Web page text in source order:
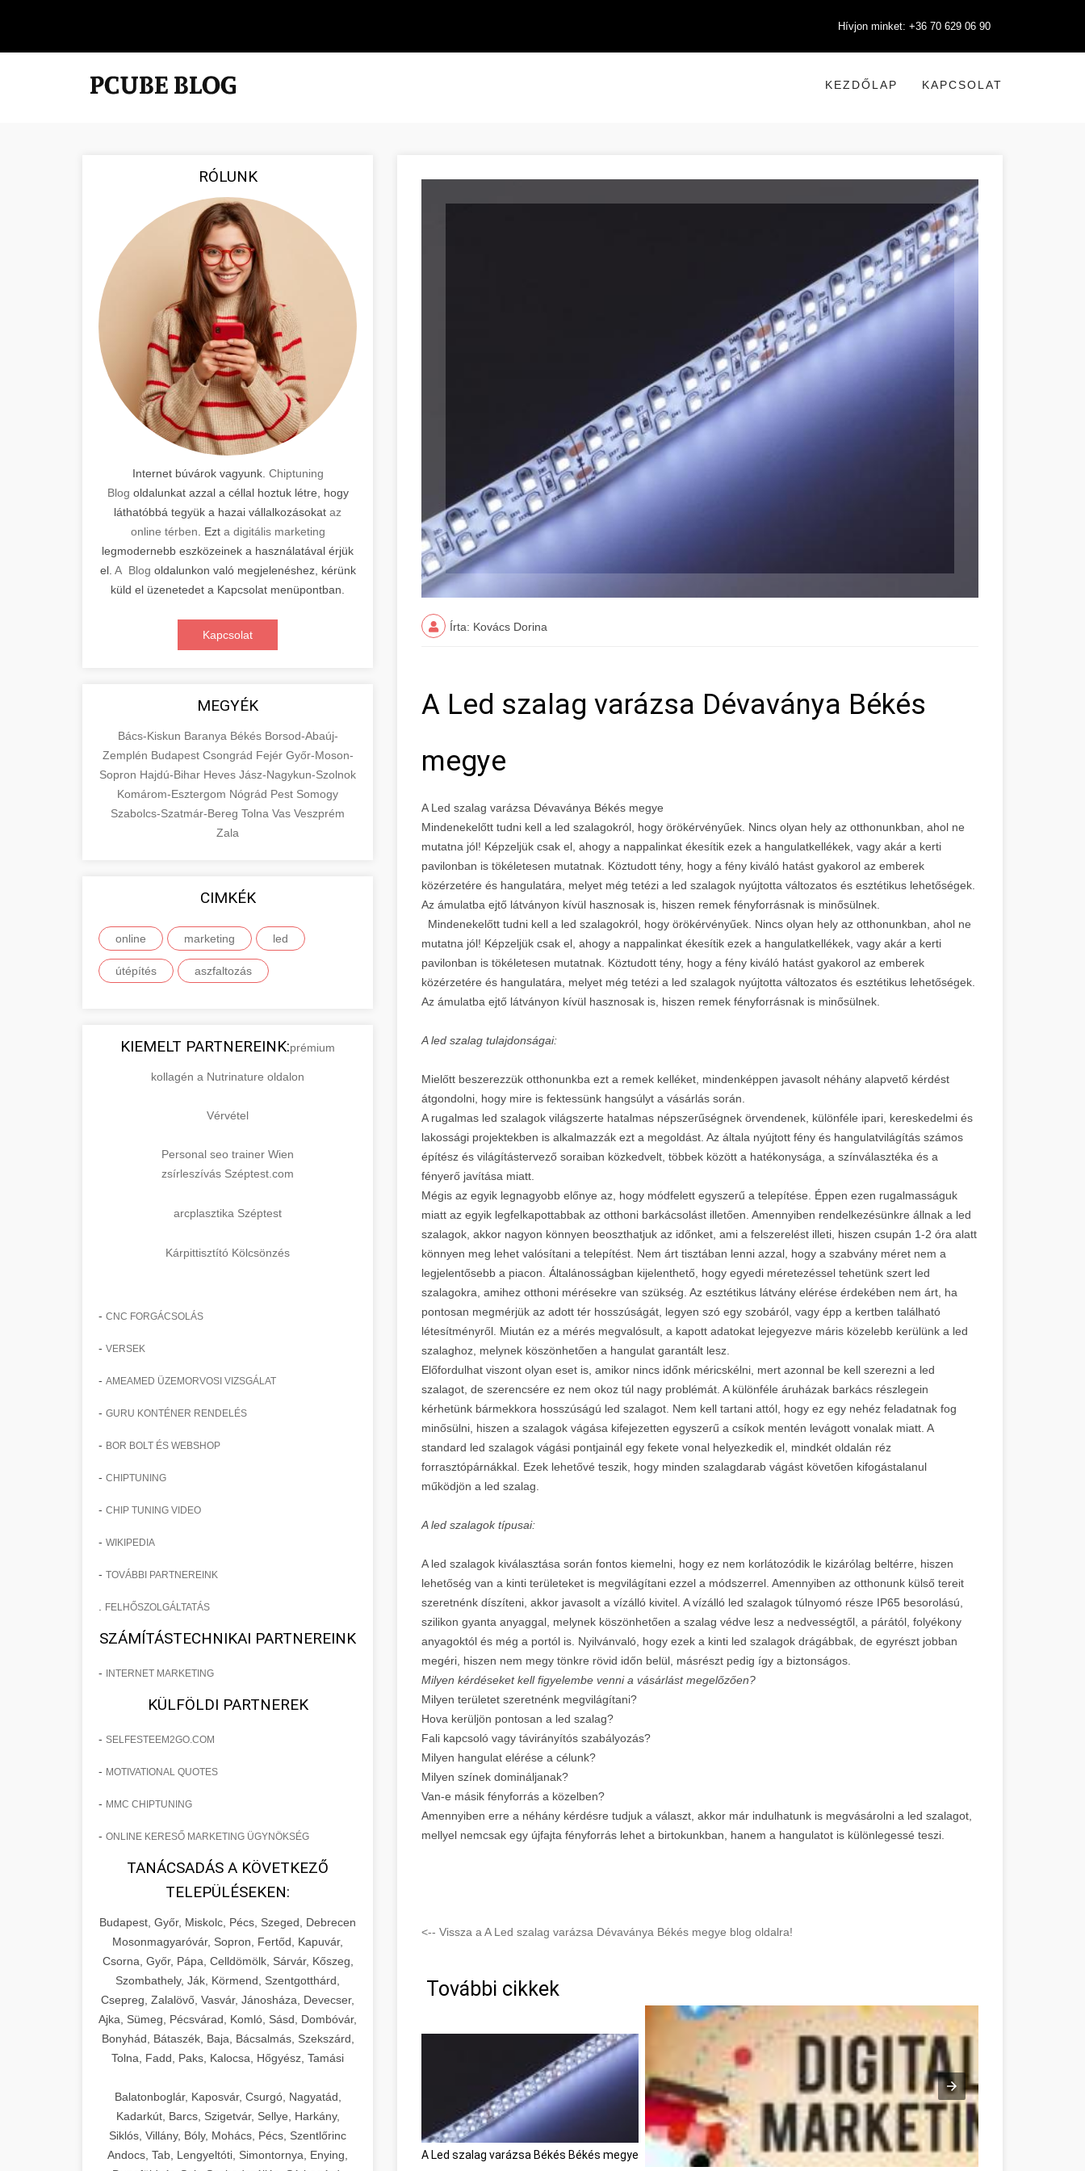
Hívjon minket: +36 70 629 06 90
KEZDŐLAP KAPCSOLAT
RÓLUNK
Internet búvárok vagyunk. Chiptuning
Blog oldalunkat azzal a céllal hoztuk létre, hogy
láthatóbbá tegyük a hazai vállalkozásokat az
online térben . Ezt a digitális marketing
legmodernebb eszközeinek a használatával érjük
el. A Blog oldalunkon való megjelenéshez, kérünk
küld el üzenetedet a Kapcsolat menüpontban.
Kapcsolat
MEGYÉK
Bács-Kiskun Baranya Békés Borsod-Abaúj-
Zemplén Budapest Csongrád Fejér Győr-Moson-
Sopron Hajdú-Bihar Heves Jász-Nagykun-Szolnok
Komárom-Esztergom Nógrád Pest Somogy
Szabolcs-Szatmár-Bereg Tolna Vas Veszprém
Zala
CIMKÉK
online marketing led
útépítés aszfaltozás
KIEMELT PARTNEREINK:prémium
kollagén a Nutrinature oldalon
Vérvétel
Personal seo trainer Wien
zsírleszívás Széptest.com
arcplasztika Széptest
Kárpittisztító Kölcsönzés
- CNC FORGÁCSOLÁS
- VERSEK
- AMEAMED ÜZEMORVOSI VIZSGÁLAT
- GURU KONTÉNER RENDELÉS
- BOR BOLT ÉS WEBSHOP
- CHIPTUNING
- CHIP TUNING VIDEO
- WIKIPEDIA
- TOVÁBBI PARTNEREINK
FELHŐSZOLGÁLTATÁS
SZÁMÍTÁSTECHNIKAI PARTNEREINK
- INTERNET MARKETING
KÜLFÖLDI PARTNEREK
- SELFESTEEM2GO.COM
- MOTIVATIONAL QUOTES
- MMC CHIPTUNING
- ONLINE KERESŐ MARKETING ÜGYNÖKSÉG
TANÁCSADÁS A KÖVETKEZŐ
TELEPÜLÉSEKEN:
Budapest, Győr, Miskolc, Pécs, Szeged, Debrecen
Mosonmagyaróvár, Sopron, Fertőd, Kapuvár,
Csorna, Győr, Pápa, Celldömölk, Sárvár, Kőszeg,
Szombathely, Ják, Körmend, Szentgotthárd,
Csepreg, Zalalövő, Vasvár, Jánosháza, Devecser,
Ajka, Sümeg, Pécsvárad, Komló, Sásd, Dombóvár,
Bonyhád, Bátaszék, Baja, Bácsalmás, Szekszárd,
Tolna, Fadd, Paks, Kalocsa, Hőgyész, Tamási
Balatonboglár, Kaposvár, Csurgó, Nagyatád,
Kadarkút, Barcs, Szigetvár, Sellye, Harkány,
Siklós, Villány, Bóly, Mohács, Pécs, Szentlőrinc
Andocs, Tab, Lengyeltóti, Simontornya, Enying,
Írta: Kovács Dorina
A Led szalag varázsa Dévaványa Békés
megye
A Led szalag varázsa Dévaványa Békés megye
Mindenekelőtt tudni kell a led szalagokról, hogy örökérvényűek. Nincs olyan hely az otthonunkban, ahol ne
mutatna jól! Képzeljük csak el, ahogy a nappalinkat ékesítik ezek a hangulatkellékek, vagy akár a kerti
pavilonban is tökéletesen mutatnak. Köztudott tény, hogy a fény kiváló hatást gyakorol az emberek
közérzetére és hangulatára, melyet még tetézi a led szalagok nyújtotta változatos és esztétikus lehetőségek.
Az ámulatba ejtő látványon kívül hasznosak is, hiszen remek fényforrásnak is minősülnek.
Mindenekelőtt tudni kell a led szalagokról, hogy örökérvényűek. Nincs olyan hely az otthonunkban, ahol ne
mutatna jól! Képzeljük csak el, ahogy a nappalinkat ékesítik ezek a hangulatkellékek, vagy akár a kerti
pavilonban is tökéletesen mutatnak. Köztudott tény, hogy a fény kiváló hatást gyakorol az emberek
közérzetére és hangulatára, melyet még tetézi a led szalagok nyújtotta változatos és esztétikus lehetőségek.
Az ámulatba ejtő látványon kívül hasznosak is, hiszen remek fényforrásnak is minősülnek.
A led szalag tulajdonságai:
Mielőtt beszerezzük otthonunkba ezt a remek kelléket, mindenképpen javasolt néhány alapvető kérdést
átgondolni, hogy mire is fektessünk hangsúlyt a vásárlás során.
A rugalmas led szalagok világszerte hatalmas népszerűségnek örvendenek, különféle ipari, kereskedelmi és
lakossági projektekben is alkalmazzák ezt a megoldást. Az általa nyújtott fény és hangulatvilágítás számos
építész és világítástervező soraiban közkedvelt, többek között a hatékonysága, a színválasztéka és a
fényerő javítása miatt.
Mégis az egyik legnagyobb előnye az, hogy módfelett egyszerű a telepítése. Éppen ezen rugalmasságuk
miatt az egyik legfelkapottabbak az otthoni barkácsolást illetően. Amennyiben rendelkezésünkre állnak a led
szalagok, akkor nagyon könnyen beoszthatjuk az időnket, ami a felszerelést illeti, hiszen csupán 1-2 óra alatt
könnyen meg lehet valósítani a telepítést. Nem árt tisztában lenni azzal, hogy a szabvány méret nem a
legjelentősebb a piacon. Általánosságban kijelenthető, hogy egyedi méretezéssel tehetünk szert led
szalagokra, amihez otthoni mérésekre van szükség. Az esztétikus látvány elérése érdekében nem árt, ha
pontosan megmérjük az adott tér hosszúságát, legyen szó egy szobáról, vagy épp a kertben található
létesítményről. Miután ez a mérés megvalósult, a kapott adatokat lejegyezve máris közelebb kerülünk a led
szalaghoz, melynek köszönhetően a hangulat garantált lesz.
Előfordulhat viszont olyan eset is, amikor nincs időnk méricskélni, mert azonnal be kell szerezni a led
szalagot, de szerencsére ez nem okoz túl nagy problémát. A különféle áruházak barkács részlegein
kérhetünk bármekkora hosszúságú led szalagot. Nem kell tartani attól, hogy ez egy nehéz feladatnak fog
minősülni, hiszen a szalagok vágása kifejezetten egyszerű a csíkok mentén levágott vonalak miatt. A
standard led szalagok vágási pontjainál egy fekete vonal helyezkedik el, mindkét oldalán réz
forrasztópárnákkal. Ezek lehetővé teszik, hogy minden szalagdarab vágást követően kifogástalanul
működjön a led szalag.
A led szalagok típusai:
A led szalagok kiválasztása során fontos kiemelni, hogy ez nem korlátozódik le kizárólag beltérre, hiszen
lehetőség van a kinti területeket is megvilágítani ezzel a módszerrel. Amennyiben az otthonunk külső tereit
szeretnénk díszíteni, akkor javasolt a vízálló kivitel. A vízálló led szalagok túlnyomó része IP65 besorolású,
szilikon gyanta anyaggal, melynek köszönhetően a szalag védve lesz a nedvességtől, a párától, folyékony
anyagoktól és még a portól is. Nyilvánvaló, hogy ezek a kinti led szalagok drágábbak, de egyrészt jobban
megéri, hiszen nem megy tönkre rövid időn belül, másrészt pedig így a biztonságos.
Milyen kérdéseket kell figyelembe venni a vásárlást megelőzően?
Milyen területet szeretnénk megvilágítani?
Hova kerüljön pontosan a led szalag?
Fali kapcsoló vagy távirányítós szabályozás?
Milyen hangulat elérése a célunk?
Milyen színek domináljanak?
Van-e másik fényforrás a közelben?
Amennyiben erre a néhány kérdésre tudjuk a választ, akkor már indulhatunk is megvásárolni a led szalagot,
mellyel nemcsak egy újfajta fényforrás lehet a birtokunkban, hanem a hangulatot is különlegessé teszi.
<-- Vissza a A Led szalag varázsa Dévaványa Békés megye blog oldalra!
További cikkek
A Led szalag varázsa Békés Békés megye